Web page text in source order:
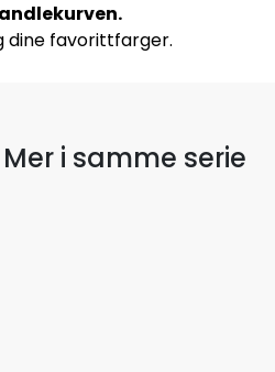
dine favorittfarger.
Mer i samme serie